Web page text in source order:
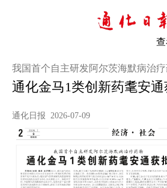
我国首个自主研发阿尔茨海默病治
通化金马1类创新药耄安通
通化日报 2026-07-09